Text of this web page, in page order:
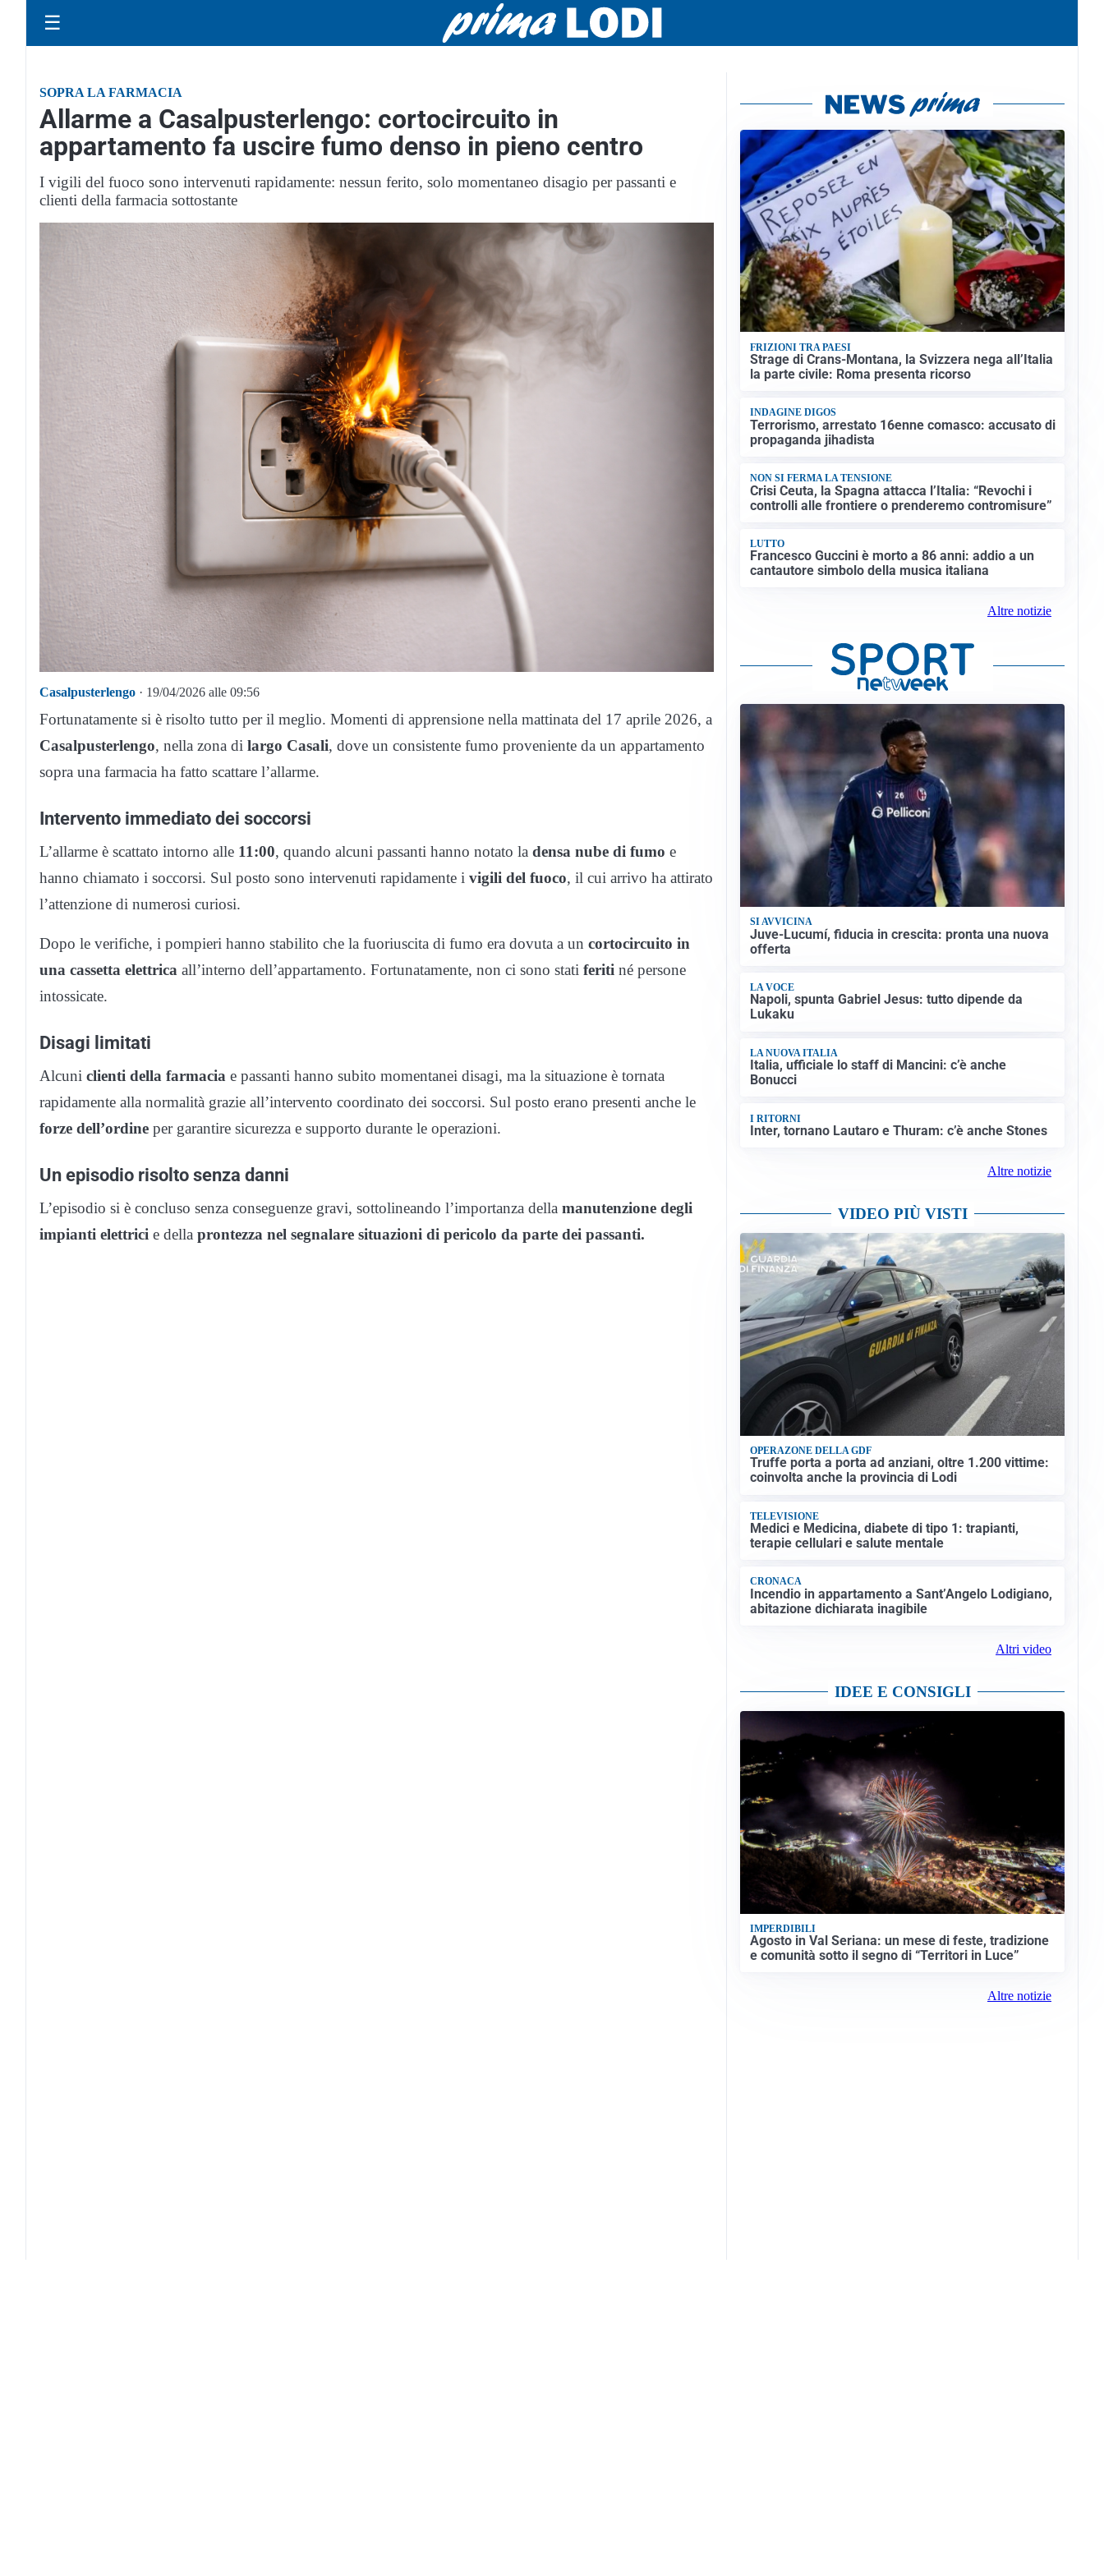
☰
SOPRA LA FARMACIA
Allarme a Casalpusterlengo: cortocircuito in
appartamento fa uscire fumo denso in pieno centro
I vigili del fuoco sono intervenuti rapidamente: nessun ferito, solo momentaneo disagio per passanti e
clienti della farmacia sottostante
Casalpusterlengo · 19/04/2026 alle 09:56
Fortunatamente si è risolto tutto per il meglio. Momenti di apprensione nella mattinata del 17 aprile 2026, a
Casalpusterlengo, nella zona di largo Casali, dove un consistente fumo proveniente da un appartamento
sopra una farmacia ha fatto scattare l’allarme.
Intervento immediato dei soccorsi
L’allarme è scattato intorno alle 11:00, quando alcuni passanti hanno notato la densa nube di fumo e
hanno chiamato i soccorsi. Sul posto sono intervenuti rapidamente i vigili del fuoco, il cui arrivo ha attirato
l’attenzione di numerosi curiosi.
Dopo le verifiche, i pompieri hanno stabilito che la fuoriuscita di fumo era dovuta a un cortocircuito in
una cassetta elettrica all’interno dell’appartamento. Fortunatamente, non ci sono stati feriti né persone
intossicate.
Disagi limitati
Alcuni clienti della farmacia e passanti hanno subito momentanei disagi, ma la situazione è tornata
rapidamente alla normalità grazie all’intervento coordinato dei soccorsi. Sul posto erano presenti anche le
forze dell’ordine per garantire sicurezza e supporto durante le operazioni.
Un episodio risolto senza danni
L’episodio si è concluso senza conseguenze gravi, sottolineando l’importanza della manutenzione degli
impianti elettrici e della prontezza nel segnalare situazioni di pericolo da parte dei passanti.
FRIZIONI TRA PAESI
Strage di Crans-Montana, la Svizzera nega all’Italia
la parte civile: Roma presenta ricorso
INDAGINE DIGOS
Terrorismo, arrestato 16enne comasco: accusato di
propaganda jihadista
NON SI FERMA LA TENSIONE
Crisi Ceuta, la Spagna attacca l’Italia: “Revochi i
controlli alle frontiere o prenderemo contromisure”
LUTTO
Francesco Guccini è morto a 86 anni: addio a un
cantautore simbolo della musica italiana
Altre notizie
SI AVVICINA
Juve-Lucumí, fiducia in crescita: pronta una nuova
offerta
LA VOCE
Napoli, spunta Gabriel Jesus: tutto dipende da
Lukaku
LA NUOVA ITALIA
Italia, ufficiale lo staff di Mancini: c’è anche
Bonucci
I RITORNI
Inter, tornano Lautaro e Thuram: c’è anche Stones
Altre notizie
VIDEO PIÙ VISTI
OPERAZONE DELLA GDF
Truffe porta a porta ad anziani, oltre 1.200 vittime:
coinvolta anche la provincia di Lodi
TELEVISIONE
Medici e Medicina, diabete di tipo 1: trapianti,
terapie cellulari e salute mentale
CRONACA
Incendio in appartamento a Sant’Angelo Lodigiano,
abitazione dichiarata inagibile
Altri video
IDEE E CONSIGLI
IMPERDIBILI
Agosto in Val Seriana: un mese di feste, tradizione
e comunità sotto il segno di “Territori in Luce”
Altre notizie